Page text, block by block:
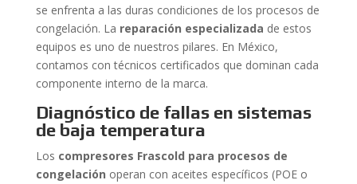
se enfrenta a las duras condiciones de los procesos de
congelación. La reparación especializada de estos
equipos es uno de nuestros pilares. En México,
contamos con técnicos certificados que dominan cada
componente interno de la marca.
Diagnóstico de fallas en sistemas
de baja temperatura
Los compresores Frascold para procesos de
congelación operan con aceites específicos (POE o